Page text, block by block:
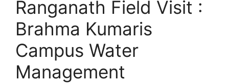
Ranganath Field Visit :
Brahma Kumaris
Campus Water
Management